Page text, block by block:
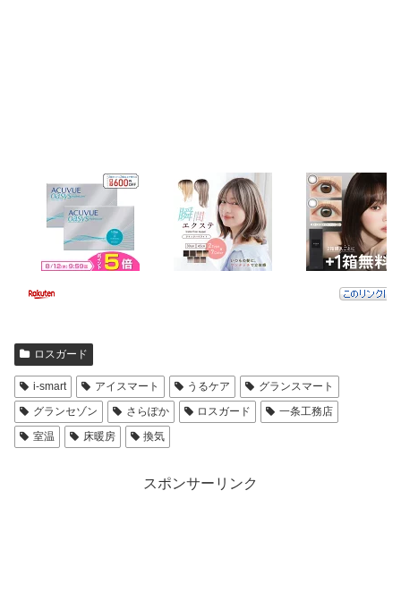
ロスガード
i-smart アイスマート うるケア
グランスマート
グランセゾン
さらぽか ロスガード
一条工務店
室温
床暖房 換気
スポンサーリンク